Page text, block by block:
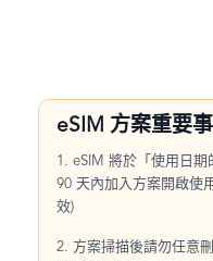
eSIM 方案重要
1. eSIM 將於「使用日
90 天內加入方案開啟使
效)
2. 方案掃描後請勿任意